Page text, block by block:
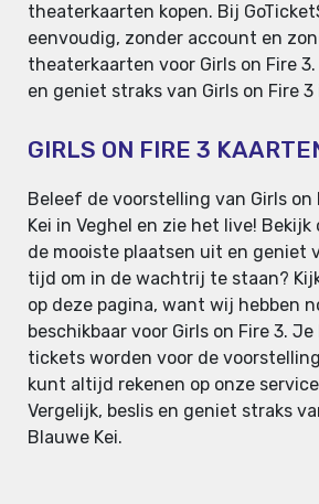
theaterkaarten kopen. Bij
eenvoudig, zonder account en
theaterkaarten voor Girls on Fire
en geniet straks van Girls on Fire 3
GIRLS ON FIRE 3
Beleef de voorstelling van Girls on
Kei in Veghel en zie het live! Bekijk
de mooiste plaatsen uit en geniet
tijd om in de wachtrij te staan?
op deze pagina, want wij hebben
beschikbaar voor Girls on Fire 3.
tickets worden voor de
kunt altijd rekenen op onze
Vergelijk, beslis en geniet straks
Blauwe Kei.